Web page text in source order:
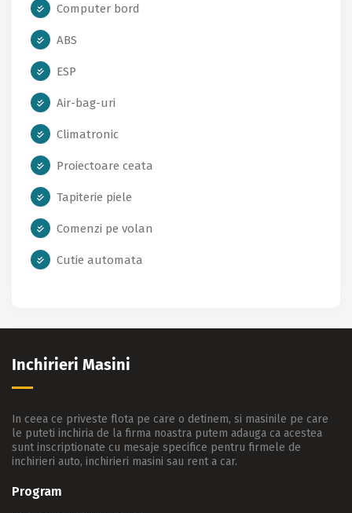
Computer bord
ABS
ESP
Air-bag-uri
Climatronic
Proiectoare ceata
Tapiterie piele
Comenzi pe volan
Cutie automata
Inchirieri Masini
In ceea ce priveste flota pe care o detinem, si masinile pe care
le puteti inchiria de la firma noastra putem adauga ca acestea
sunt inscriptionate cu mesaje specifice pentru firmele de
inchirieri auto, inchirieri masini sau rent a car.
Program